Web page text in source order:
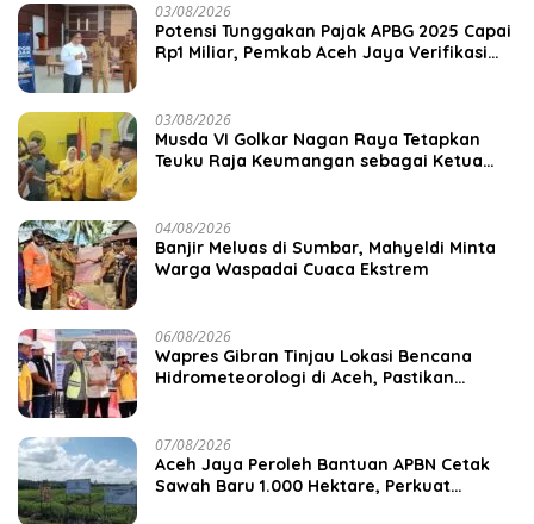
03/08/2026
Potensi Tunggakan Pajak APBG 2025 Capai
Rp1 Miliar, Pemkab Aceh Jaya Verifikasi
03/08/2026
Musda VI Golkar Nagan Raya Tetapkan
Teuku Raja Keumangan sebagai Ketua
04/08/2026
Banjir Meluas di Sumbar, Mahyeldi Minta
Warga Waspadai Cuaca Ekstrem
06/08/2026
Wapres Gibran Tinjau Lokasi Bencana
Hidrometeorologi di Aceh, Pastikan
07/08/2026
Aceh Jaya Peroleh Bantuan APBN Cetak
Sawah Baru 1.000 Hektare, Perkuat